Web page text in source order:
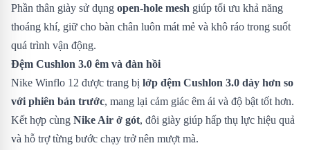
Phần thân giày sử dụng open-hole mesh giúp tối ưu khả năng
thoáng khí, giữ cho bàn chân luôn mát mẻ và khô ráo trong suốt
quá trình vận động.
Đệm Cushlon 3.0 êm và đàn hồi
Nike Winflo 12 được trang bị lớp đệm Cushlon 3.0 dày hơn so
với phiên bản trước, mang lại cảm giác êm ái và độ bật tốt hơn.
Kết hợp cùng Nike Air ở gót, đôi giày giúp hấp thụ lực hiệu quả
và hỗ trợ từng bước chạy trở nên mượt mà.